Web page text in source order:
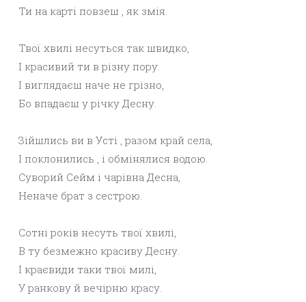
Ти на карті повзеш , як змія.
Твої хвилі несуться так швидко,
І красивий ти в різну пору.
І виглядаєш наче не грізно,
Бо впадаєш у річку Десну.
Зійшлись ви в Усті , разом край села,
І поклонились , і обмінялися водою.
Суворий Сейм і чарівна Десна,
Неначе брат з сестрою.
Сотні років несуть твої хвилі,
В ту безмежно красиву Десну.
І краєвиди таки твої милі,
У ранкову й вечірню красу.